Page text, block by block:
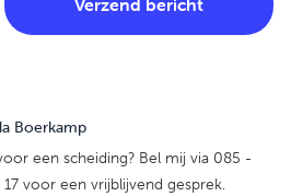
Boerkamp
een scheiding? Bel mij via 085 -
17 voor een vrijblijvend gesprek.